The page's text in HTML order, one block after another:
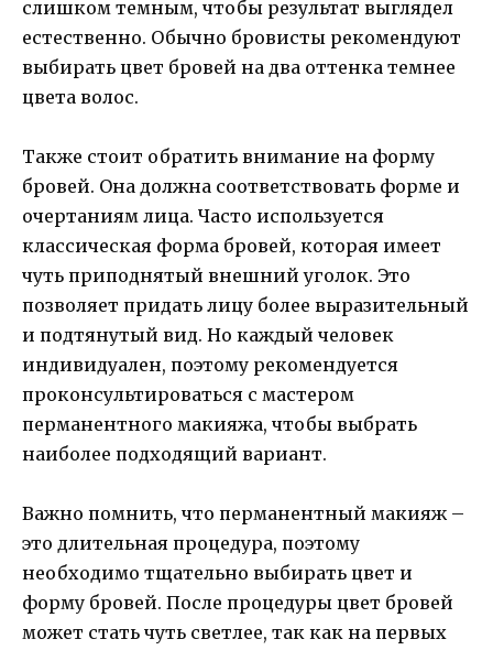
слишком темным, чтобы результат выглядел
естественно. Обычно бровисты рекомендуют
выбирать цвет бровей на два оттенка темнее
цвета волос.
Также стоит обратить внимание на форму
бровей. Она должна соответствовать форме и
очертаниям лица. Часто используется
классическая форма бровей, которая имеет
чуть приподнятый внешний уголок. Это
позволяет придать лицу более выразительный
и подтянутый вид. Но каждый человек
индивидуален, поэтому рекомендуется
проконсультироваться с мастером
перманентного макияжа, чтобы выбрать
наиболее подходящий вариант.
Важно помнить, что перманентный макияж –
это длительная процедура, поэтому
необходимо тщательно выбирать цвет и
форму бровей. После процедуры цвет бровей
может стать чуть светлее, так как на первых